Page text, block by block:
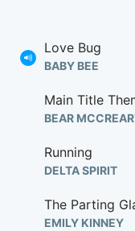
Love Bug
BABY BEE
Main Title
BEAR
Running
DELTA SPIRIT
The Parting
EMILY KINNEY